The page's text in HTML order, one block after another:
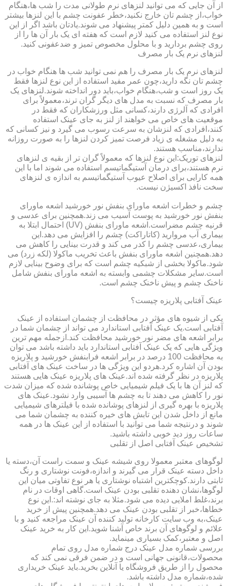
از آن جایی که می توانید لنزهای نرم طولانی مدت را شب ها،هنگام
خواب،از چشم تان خارج نکنید،خطر عفونت چشم با این لنزها بیشتر
است و به همین دلیل کمتر پیشنهاد می شوند.یادتان باشد اگر از این
نوع لنز استفاده می کنید لازم است که هفته ای یک بار آن ها را از
روی چشم بردارید و با محلول مخصوص تمیز و ضدعفونی کنید.
لنزهای نرم یک بار مصرف
لنزهای نرم یک بار مصرف را هم نمی توانید شب ها هنگام خواب در
چشم تان نگه دارید،چون عمر مفید استفاده از این نوع لنزها فقط
یک روز است و شب،هنگام خواب،باید دور انداخته شوند.لنزهای یک
بار مصرف که نسبت به مدل های دیگر گران ترند،معمولاً برای
افرادی که آلرژی دارند،کسانی مثل ورزشکاران که فقط در
موقعیت های خاص می خواهند از لنز به جای عینک استفاده
کنند،افرادی که لنزشان به سرعت رسوب می گیرد و نیز کسانی که
به دلیل مشغله ی زیاد فرصت تمیز کردن لنزها را به صورت روزانه
ندارند،مناسب هستند.
لنزهای توریک:این نوع لنزها که معمولاً گران تر از بقیه ی لنزهای
نرم هستند،برای درمان آستیگماتیسم استفاده می شوند اما با این
همه کارایی برای اصلاح عیوب آستیگماتیسم به اندازه ی لنزهای
سخت نافذ اکسیژن نیست.
چشم و خطرات اشعه ماورای بنفش نور خورشید اشعه ماورای
بنفش نور خورشید به پوست آسیب می زند.همچنین برای عدسی و
قرنیه چشم مضراست.اشعه ماورای بنفش (UV) احتمال ابتلا به
بیماری آب مروارید (کاتاراکت) چشم را افزایش می دهد.این
بیماری،عدسی چشم را کدر می کند و قدرت بینایی را کاهش می
دهد.همچنین اشعه ماورای بنفش باعث تخریب ماکولا (لکه زرد) می
شود.ماکولا بخشی از شبکیه چشم است که برای وضوح بینایی لازم
است.سایر مشکلات چشمی وابسته به اشعه ماورای بنفش شامل
ناخنک چشم و پیش ناخنک چشم است.
عینک آفتابی پلاریزه چیست؟
یکی از شیوه های مؤثر در محافظت از چشمان استفاده از عینک
آفتابی است.یک عینک آفتابی استاندارد می تواند از چشمان شما در
برابر اشعه های مضر نور خورشید محافظت کند.ازجمله مهم ترین
ویژگی هایی که یک عینک آفتابی استاندارد باید داشته باشد می توان
به محافظت 100 درصد در برابر اشعه فرابنفش خورشید و پلاریزه
بودن آن اشاره کرد.هردو این ویژگی ها در ساخت عینک های آفتابی
پلاریزه در نظر گرفته شده اند.عینک های پلاریزه عینک هایی هستند
که لنز آن ها با یک فیلم شیمیایی خاص پوشانده شده که میزان شدت
نور را کاهش می دهند تا به چشم ها آسیبی وارد نشود.عینک های
پلاریزه با بهره گیری از لنزهای پوشانده شده با فیلترهای شیمیایی
مانع از داخل شدن این تابش های خیره کننده به چشمان شما می
شوند و درنتیجه شما می توانید با استفاده از این عینک ها در همه
ساعات روز دید خوبی داشته باشید.
تشخیص عینک آفتابی اصل از تقلبی
لوگوهای معتبر معمولا روی شیشه عینک و سمت راست آن،دسته یا
داخل دسته عینک قرار می گیرند و اندازه،فونت نوشتاری و رنگ
ثابتی دارند.کوچکترین اشتباه نوشتاری یا هر نوع تفاوتی میان این
لوگوها،نشان دهنده تقلبی بودن عینک است.گاهی اوقات در نام
برند،غلط املایی دیده می شود.مثلا به جای نوشته اند:.این نوع
خطاها،خبر از تقلبی بودن عینک می دهد.همچنین پیش از خرید
عینک،به وب سایت کارخانه تولید کننده آن عینک مراجعه کنید و با
علائم و لوگوهای آن برند خاص آشنا شوید.این کار به خرید عینک
اصل و معتبر،کمک بسیاری مینماید.
بررسی شماره مدل عینک درج شماره مدل روی تمام
محصولات،قانونی جهانی است و در ضمن فرقی نمی کند که
محصول را از طریق فروشگاه یا آنلاین بخرید.باید عینک خریداری
شده،شماره مدل داشته باشد.